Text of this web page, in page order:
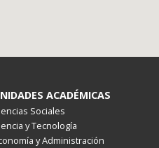
ACADÉMICAS
Sociales
y Tecnología
y Administración